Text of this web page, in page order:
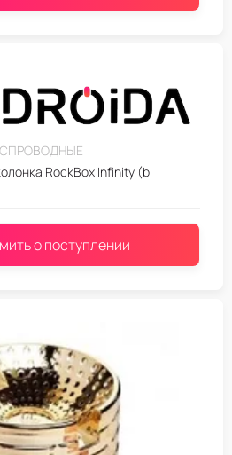
RockBox Infinity (bl
о поступлении